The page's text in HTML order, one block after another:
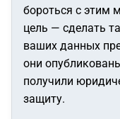
бороться с этим
цель — сделать
ваших данных
они
получили
защиту.